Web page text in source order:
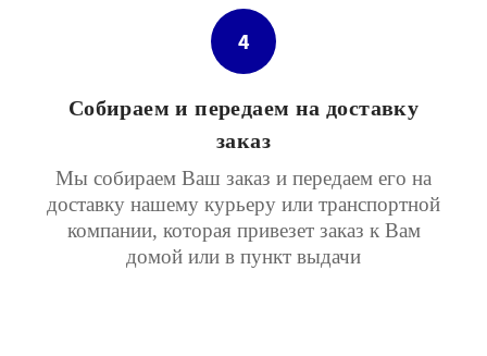
4
Собираем и передаем на доставку
заказ
Мы собираем Ваш заказ и передаем его на
доставку нашему курьеру или транспортной
компании, которая привезет заказ к Вам
домой или в пункт выдачи